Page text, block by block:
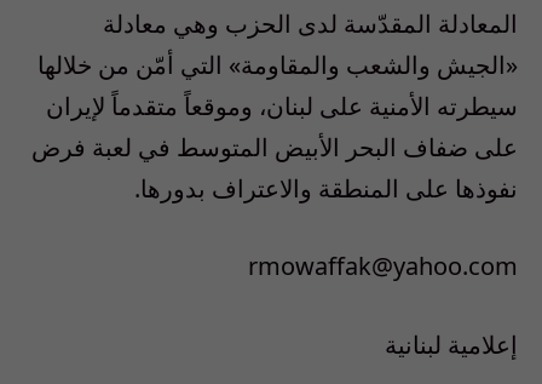
المعادلة المقدّسة لدى الحزب وهي معادلة
«الجيش والشعب والمقاومة» التي أمّن من خلالها
سيطرته الأمنية على لبنان، وموقعاً متقدماً لإيران
على ضفاف البحر الأبيض المتوسط في لعبة فرض
نفوذها على المنطقة والاعتراف بدورها.
rmowaffak@yahoo.com
إعلامية لبنانية